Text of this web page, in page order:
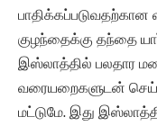
பாதிக்கப்படுவதற்கான
குழந்தைக்கு தந்தை
இஸ்லாத்தில் பலதார
வரையறைகளுடன்
மட்டுமே. இது